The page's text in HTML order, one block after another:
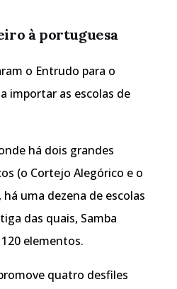
à portuguesa
o Entrudo para o
importar as escolas de
há dois grandes
(o Cortejo Alegórico e o
uma dezena de escolas
das quais, Samba
elementos.
quatro desfiles